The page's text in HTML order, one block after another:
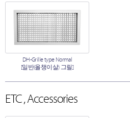
DH-Grille type Normal
[일반(올챙이살) 그릴]
ETC , Accessories